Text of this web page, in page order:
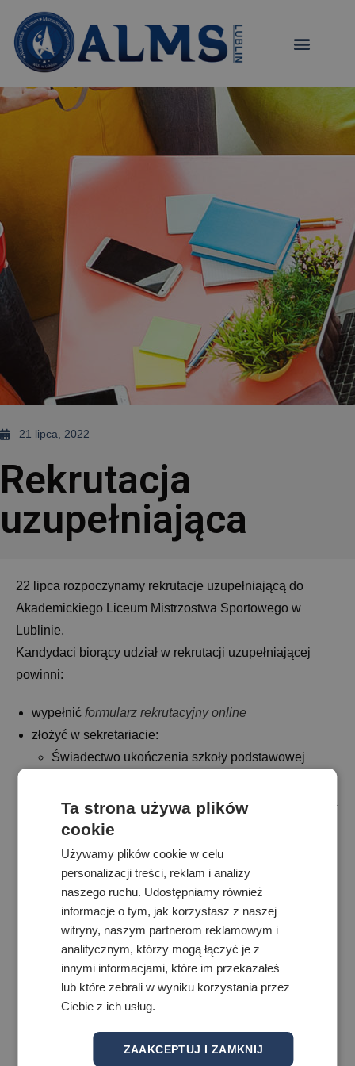
21 lipca, 2022
Rekrutacja
uzupełniająca
22 lipca rozpoczynamy rekrutacje uzupełniającą do
Akademickiego Liceum Mistrzostwa Sportowego w
Lublinie.
Kandydaci biorący udział w rekrutacji uzupełniającej
powinni:
wypełnić formularz rekrutacyjny online
złożyć w sekretariacie:
Świadectwo ukończenia szkoły podstawowej
Zaświadczenie o wyniku egzaminu końcowego dla
szkoły podstawowej (oryginał)
Karta zgłoszenia ALMS
Podanie kandydata o przyjęcie do szkoły
Oświadczenie rodziców ALMS
2 zdjęcia legitymacyjne
Zaświadczenie od lekarza sportowego o braku
przeciwwskazań do nauki w szkole Mistrzostwa
Sportowego (kserokopia)
Rekomendacja trenera/udział w testach
Ta strona używa plików
cookie
Używamy plików cookie w celu
personalizacji treści, reklam i analizy
naszego ruchu. Udostępniamy również
informacje o tym, jak korzystasz z naszej
witryny, naszym partnerom reklamowym i
analitycznym, którzy mogą łączyć je z
innymi informacjami, które im przekazałeś
lub które zebrali w wyniku korzystania przez
Ciebie z ich usług.
ZAAKCEPTUJ I ZAMKNIJ